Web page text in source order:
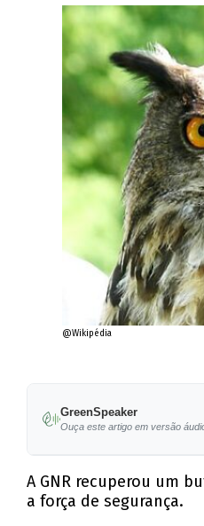
@Wikipédia
GreenSpeaker
Ouça este artigo em versão
A GNR recuperou um
a força de segurança.